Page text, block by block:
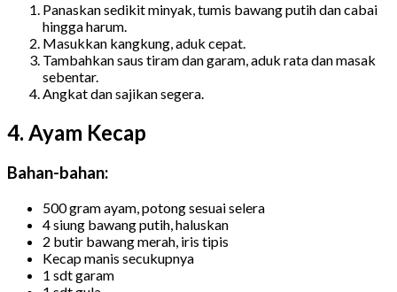
Panaskan sedikit minyak, tumis bawang putih dan cabai
hingga harum.
Masukkan kangkung, aduk cepat.
Tambahkan saus tiram dan garam, aduk rata dan masak
sebentar.
Angkat dan sajikan segera.
4. Ayam Kecap
Bahan-bahan:
500 gram ayam, potong sesuai selera
4 siung bawang putih, haluskan
2 butir bawang merah, iris tipis
Kecap manis secukupnya
1 sdt garam